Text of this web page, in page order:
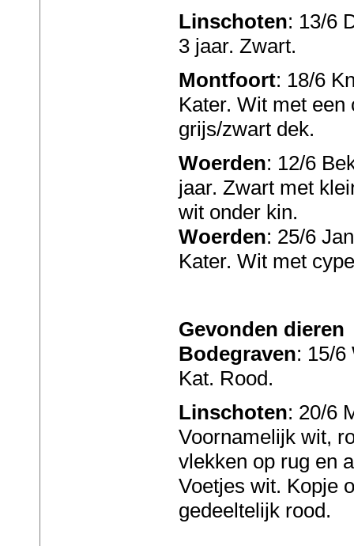
Linschoten: 13/6
3 jaar. Zwart.
Montfoort: 18/6
Kater. Wit met een
grijs/zwart dek.
Woerden: 12/6
jaar. Zwart met
wit onder kin.
Woerden: 25/6
Kater. Wit met
Gevonden dieren
Bodegraven: 15/6
Kat. Rood.
Linschoten: 20/6
Voornamelijk wit,
vlekken op rug en
Voetjes wit. Kopje
gedeeltelijk rood.